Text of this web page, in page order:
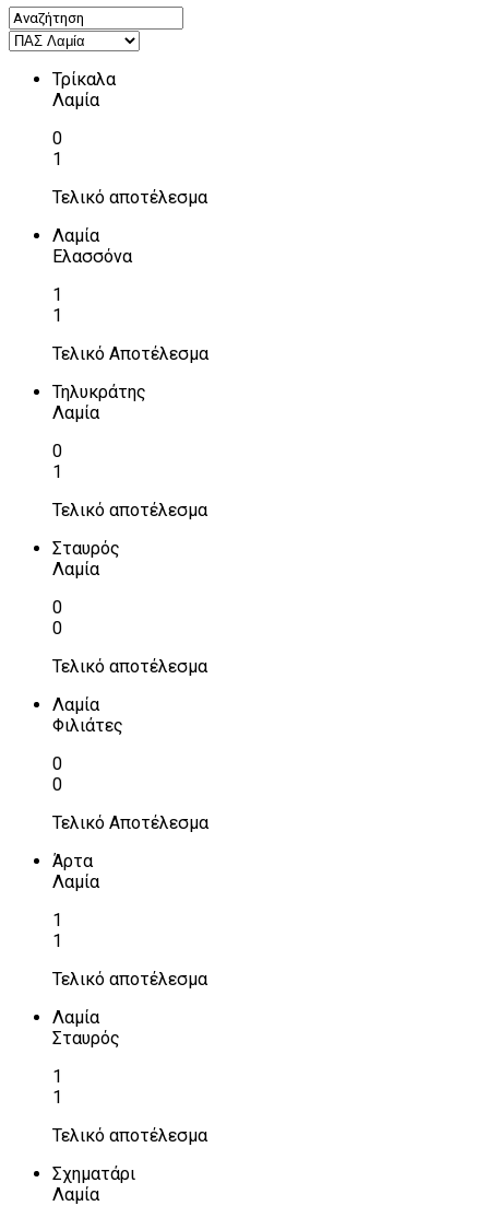
Τρίκαλα
Λαμία
0
1
Τελικό αποτέλεσμα
Λαμία
Ελασσόνα
1
1
Τελικό Αποτέλεσμα
Τηλυκράτης
Λαμία
0
1
Τελικό αποτέλεσμα
Σταυρός
Λαμία
0
0
Τελικό αποτέλεσμα
Λαμία
Φιλιάτες
0
0
Τελικό Αποτέλεσμα
Άρτα
Λαμία
1
1
Τελικό αποτέλεσμα
Λαμία
Σταυρός
1
1
Τελικό αποτέλεσμα
Σχηματάρι
Λαμία